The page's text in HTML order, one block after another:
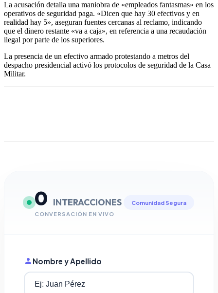
La acusación detalla una maniobra de «empleados fantasmas» en los
operativos de seguridad paga. «Dicen que hay 30 efectivos y en
realidad hay 5», aseguran fuentes cercanas al reclamo, indicando
que el dinero restante «va a caja», en referencia a una recaudación
ilegal por parte de los superiores.
La presencia de un efectivo armado protestando a metros del
despacho presidencial activó los protocolos de seguridad de la Casa
Militar.
0 INTERACCIONES
CONVERSACIÓN EN VIVO
Comunidad Segura
Nombre y Apellido